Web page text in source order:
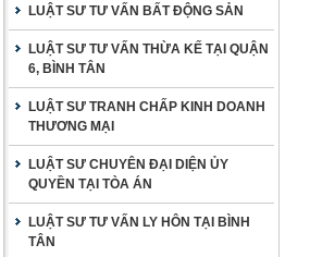
LUẬT SƯ TƯ VẤN BẤT ĐỘNG SẢN
LUẬT SƯ TƯ VẤN THỪA KẾ TẠI QUẬN
6, BÌNH TÂN
LUẬT SƯ TRANH CHẤP KINH DOANH
THƯƠNG MẠI
LUẬT SƯ CHUYÊN ĐẠI DIỆN ỦY
QUYỀN TẠI TÒA ÁN
LUẬT SƯ TƯ VẤN LY HÔN TẠI BÌNH
TÂN